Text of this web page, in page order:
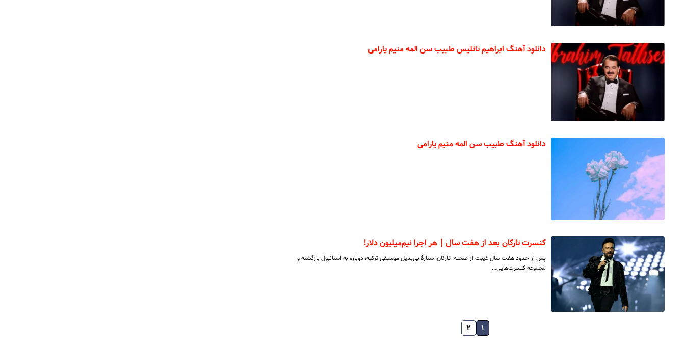
دانلود آهنگ ابراهیم تاتلیس طبیب سن المه منیم یارامی
دانلود آهنگ طبیب سن المه منیم یارامی
کنسرت تارکان بعد از هفت سال | هر اجرا نیم‌میلیون دلار!
پس از حدود هفت سال غیبت از صحنه، تارکان، ستارهٔ بی‌بدیل موسیقی ترکیه، دوباره به استانبول بازگشته و
مجموعه کنسرت‌هایی…
۱ ۲